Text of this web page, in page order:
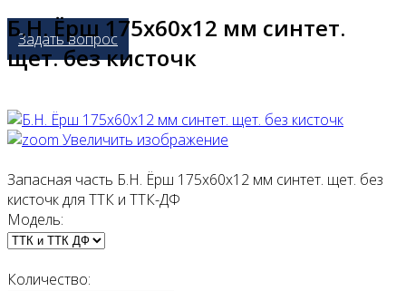
Задать вопрос
Б.Н. Ёрш 175х60х12 мм синтет.
щет. без кисточк
Увеличить изображение
Запасная часть Б.Н. Ёрш 175х60х12 мм синтет. щет. без
кисточк для ТТК и ТТК-ДФ
Модель:
Количество: